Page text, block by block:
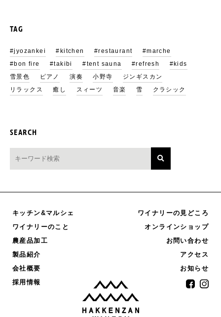
TAG
#jyozankei #kitchen #restaurant
#marche
#bon fire
#takibi #tent sauna #refresh
#kids
雪景色
ピアノ 演奏 小野寺
ジンギスカン
リラックス
癒し スィーツ 音楽 雪 クラシック
SEARCH
キッチン&マルシェ
ワイナリーのこと
農産品加工
製品紹介
会社概要
採用情報
ワイナリーの見どころ
オンラインショップ
お問い合わせ
アクセス
お知らせ